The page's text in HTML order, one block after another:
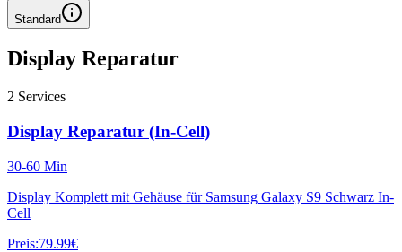
Standard
Display Reparatur
2 Services
Display Reparatur (In-Cell)
30-60 Min
Display Komplett mit Gehäuse für Samsung Galaxy S9 Schwarz In-
Cell
Preis:79.99€